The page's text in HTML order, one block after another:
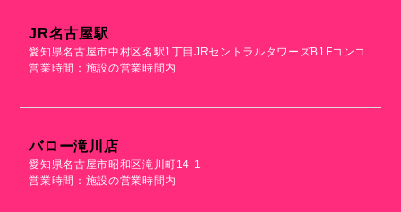
JR名古屋駅
愛知県名古屋市中村区名駅1丁目JRセントラルタワーズB1Fコンコ
営業時間：施設の営業時間内
バロー滝川店
愛知県名古屋市昭和区滝川町14-1
営業時間：施設の営業時間内